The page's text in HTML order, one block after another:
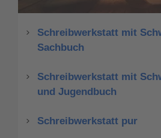
Schreibwerkstatt mit
Sachbuch
Schreibwerkstatt mit
und Jugendbuch
Schreibwerkstatt pur